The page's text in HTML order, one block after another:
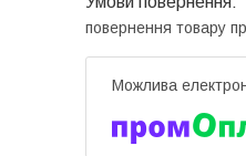
повернення товару